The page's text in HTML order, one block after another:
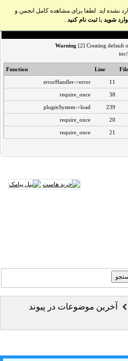
نشده اید. لطفا برای مشاهده کامل انجمن و
وارد شوید یاثبت نام کنید .
Warning [2] Creating default
File
Line
Function
11
errorHandler->error
38
require_once
239
pluginSystem->load
20
require_once
21
require_once
آخرین موضوعات در پیوند